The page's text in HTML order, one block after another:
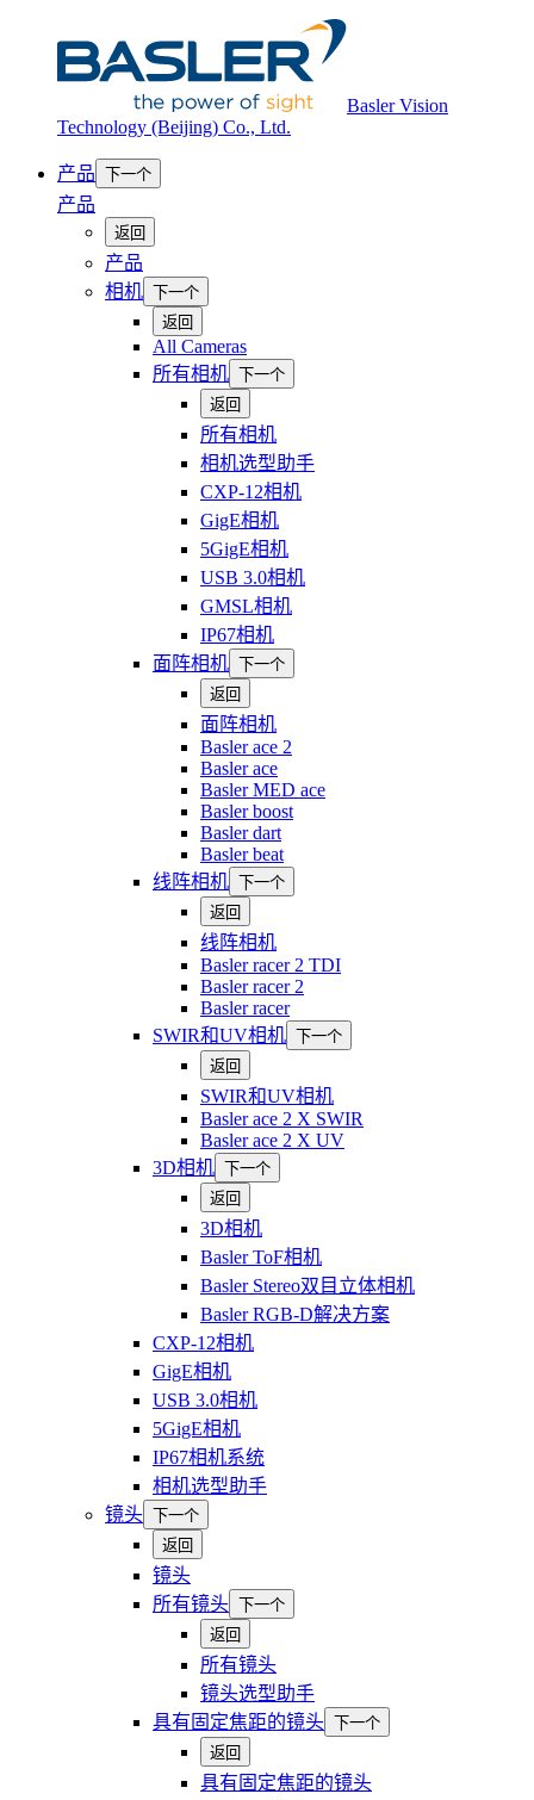
Basler Vision
Technology (Beijing) Co., Ltd.
产品 下一个
产品
返回
产品
相机
下一个
返回
All Cameras
所有相机
下一个
返回
所有相机
相机选型助手
CXP-12相机
GigE相机
5GigE相机
USB 3.0相机
GMSL相机
IP67相机
面阵相机
下一个
返回
面阵相机
Basler ace 2
Basler ace
Basler MED ace
Basler boost
Basler dart
Basler beat
线阵相机
下一个
返回
线阵相机
Basler racer 2 TDI
Basler racer 2
Basler racer
SWIR和UV相机
下一个
返回
SWIR和UV相机
Basler ace 2 X SWIR
Basler ace 2 X UV
3D相机
下一个
返回
3D相机
Basler ToF相机
Basler Stereo双目立体相机
Basler RGB-D解决方案
CXP-12相机
GigE相机
USB 3.0相机
5GigE相机
IP67相机系统
相机选型助手
镜头
下一个
返回
镜头
所有镜头
下一个
返回
所有镜头
镜头选型助手
具有固定焦距的镜头
下一个
返回
具有固定焦距的镜头